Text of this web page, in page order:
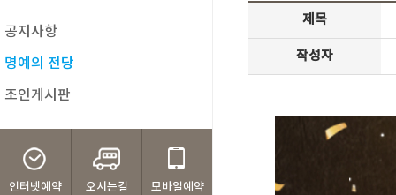
공지사항
명예의 전당
조인게시판
인터넷예약 오시는길 모바일예약
제목
작성자